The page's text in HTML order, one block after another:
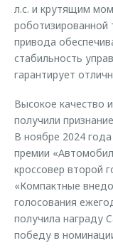
л.с. и крутящим
роботизированной
привода
стабильность
гарантирует
Высокое качество
получили
В ноябре 2024
премии
кроссовер второй
«Компактные
голосования
получила награду
победу в